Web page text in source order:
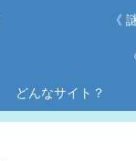
《
どんなサイト？